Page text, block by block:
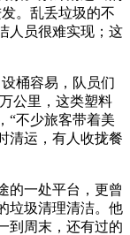
。乱丢垃圾的不
人员很难实现；这
桶容易，队员们
公里，这类塑料
“不少旅客带着美
清运，有人收拢餐
一处平台，更曾
垃圾清理清洁。他
到周末，还有过的